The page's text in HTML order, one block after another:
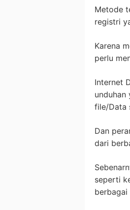
Metode
registri
Karena
perlu
Internet
unduhan
file/Data
Dan
dari
seperti
berbagai